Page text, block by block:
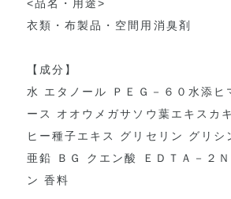
<品名・用途>
衣類・布製品・空間用消臭剤
【成分】
水 エタノール ＰＥＧ－６０水添ヒ
ース オオウメガサソウ葉エキスカ
ヒー種子エキス グリセリン グリシ
亜鉛 ＢＧ クエン酸 ＥＤＴＡ－２
ン 香料